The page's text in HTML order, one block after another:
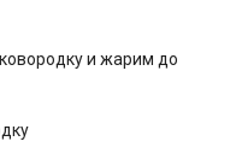
и жарим до